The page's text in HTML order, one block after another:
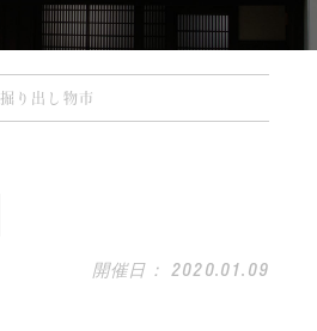
掘り出し物市
開催日： 2020.01.09